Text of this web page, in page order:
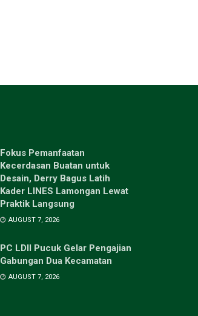
Fokus Pemanfaatan
Kecerdasan Buatan untuk
Desain, Derry Bagus Latih
Kader LINES Lamongan Lewat
Praktik Langsung
AUGUST 7, 2026
PC LDII Pucuk Gelar Pengajian
Gabungan Dua Kecamatan
AUGUST 7, 2026